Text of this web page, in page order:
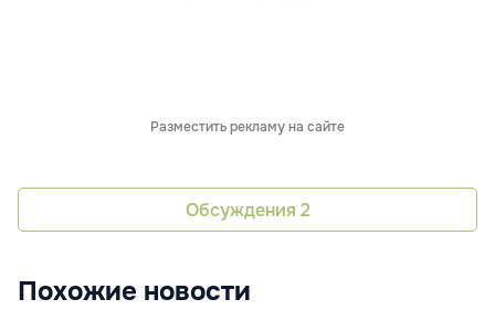
Разместить рекламу на сайте
Обсуждения 2
Похожие новости